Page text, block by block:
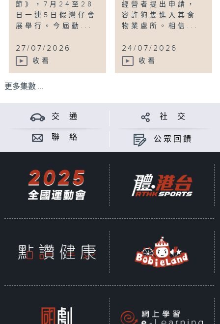
節》，7月24至28
日一連5日假灣仔會
展舉行。今屆動...
27/07/2026
收看
經營者提出申請，
容許狗隻進入其食
物業處所。相信...
24/07/2026
收看
更多集數 ...
交 通 社 交
聯 絡 公眾回饋